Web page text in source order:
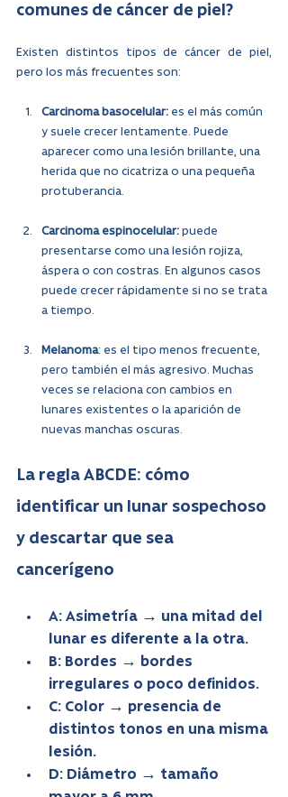
comunes de cáncer de piel?
Existen distintos tipos de cáncer de piel,
pero los más frecuentes son:
Carcinoma basocelular: es el más común
y suele crecer lentamente. Puede
aparecer como una lesión brillante, una
herida que no cicatriza o una pequeña
protuberancia.
Carcinoma espinocelular: puede
presentarse como una lesión rojiza,
áspera o con costras. En algunos casos
puede crecer rápidamente si no se trata
a tiempo.
Melanoma: es el tipo menos frecuente,
pero también el más agresivo. Muchas
veces se relaciona con cambios en
lunares existentes o la aparición de
nuevas manchas oscuras.
La regla ABCDE: cómo
identificar un lunar sospechoso
y descartar que sea
cancerígeno
A: Asimetría → una mitad del
lunar es diferente a la otra.
B: Bordes → bordes
irregulares o poco definidos.
C: Color → presencia de
distintos tonos en una misma
lesión.
D: Diámetro → tamaño